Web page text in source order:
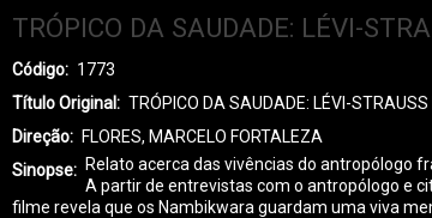
TRÓPICO DA SAUDADE: LÉVI-
Código
1773
Título Original
TRÓPICO DA SAUDADE: LÉVI-
Direção
FLORES, MARCELO FORTALEZA
Sinopse
Relato acerca das vivências do antropólogo
A partir de entrevistas com o antropólogo e
filme revela que os Nambikwara guardam uma viva